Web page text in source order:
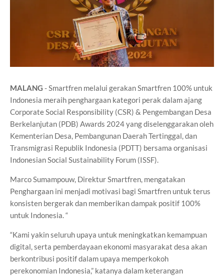
MALANG - Smartfren melalui gerakan Smartfren 100% untuk
Indonesia meraih penghargaan kategori perak dalam ajang
Corporate Social Responsibility (CSR) & Pengembangan Desa
Berkelanjutan (PDB) Awards 2024 yang diselenggarakan oleh
Kementerian Desa, Pembangunan Daerah Tertinggal, dan
Transmigrasi Republik Indonesia (PDTT) bersama organisasi
Indonesian Social Sustainability Forum (ISSF).
Marco Sumampouw, Direktur Smartfren, mengatakan
Penghargaan ini menjadi motivasi bagi Smartfren untuk terus
konsisten bergerak dan memberikan dampak positif 100%
untuk Indonesia. “
“Kami yakin seluruh upaya untuk meningkatkan kemampuan
digital, serta pemberdayaan ekonomi masyarakat desa akan
berkontribusi positif dalam upaya memperkokoh
perekonomian Indonesia,” katanya dalam keterangan